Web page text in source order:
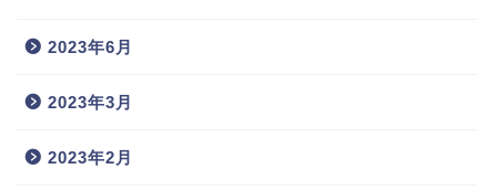
2023年6月
2023年3月
2023年2月